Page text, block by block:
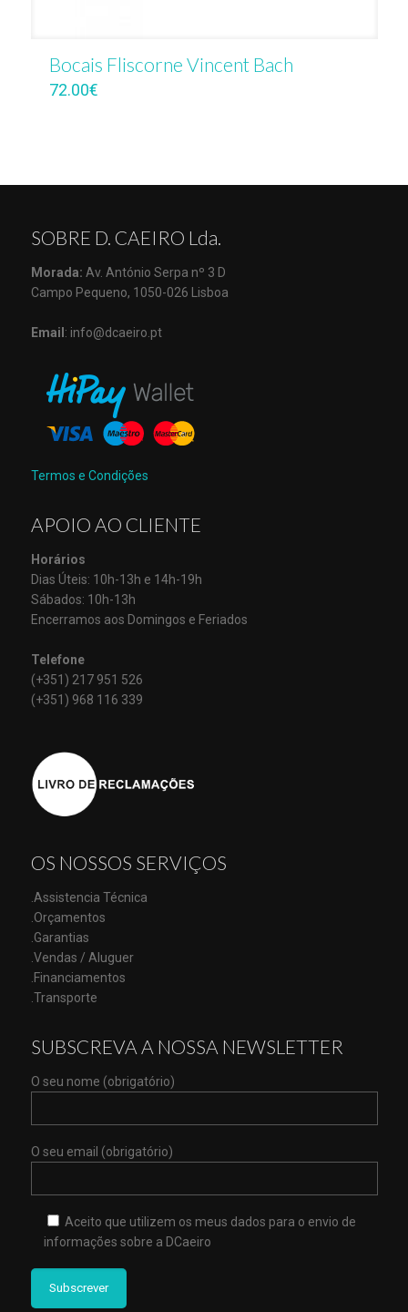
Bocais Fliscorne Vincent Bach
72.00€
SOBRE D. CAEIRO Lda.
Morada: Av. António Serpa nº 3 D
Campo Pequeno, 1050-026 Lisboa
Email : info@dcaeiro.pt
Termos e Condições
APOIO AO CLIENTE
Horários
Dias Úteis: 10h-13h e 14h-19h
Sábados: 10h-13h
Encerramos aos Domingos e Feriados
Telefone
(+351) 217 951 526
(+351) 968 116 339
OS NOSSOS SERVIÇOS
.Assistencia Técnica
.Orçamentos
.Garantias
.Vendas / Aluguer
.Financiamentos
.Transporte
SUBSCREVA A NOSSA NEWSLETTER
O seu nome (obrigatório)
O seu email (obrigatório)
Aceito que utilizem os meus dados para o envio de
informações sobre a DCaeiro